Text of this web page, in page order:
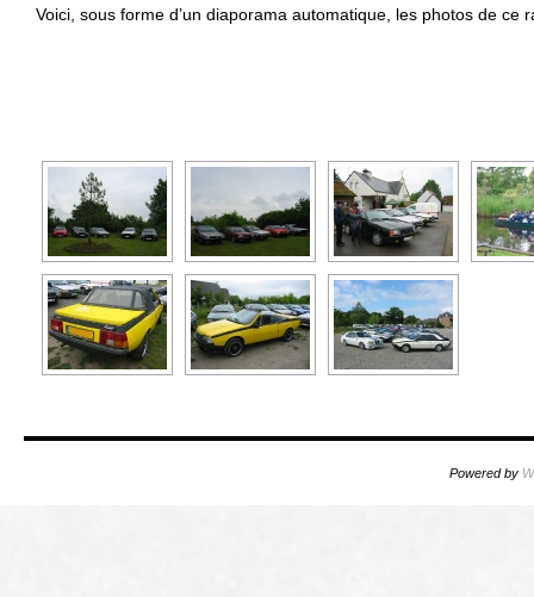
Voici, sous forme d’un diaporama automatique, les photos de ce
Powered by